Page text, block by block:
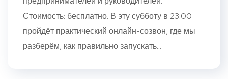
Стоимость: бесплатно. В эту субботу в 23:00
пройдёт практический онлайн-созвон, где мы
разберём, как правильно запускать...